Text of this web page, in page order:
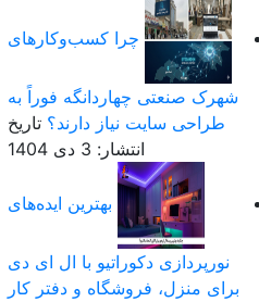
چرا کسب‌وکارهای
شهرک صنعتی چهاردانگه فوراً به
طراحی سایت نیاز دارند؟ تاریخ
انتشار: 3 دی 1404
بهترین ایده‌های
نورپردازی دکوراتیو با ال ای دی
برای منزل، فروشگاه و دفتر کار